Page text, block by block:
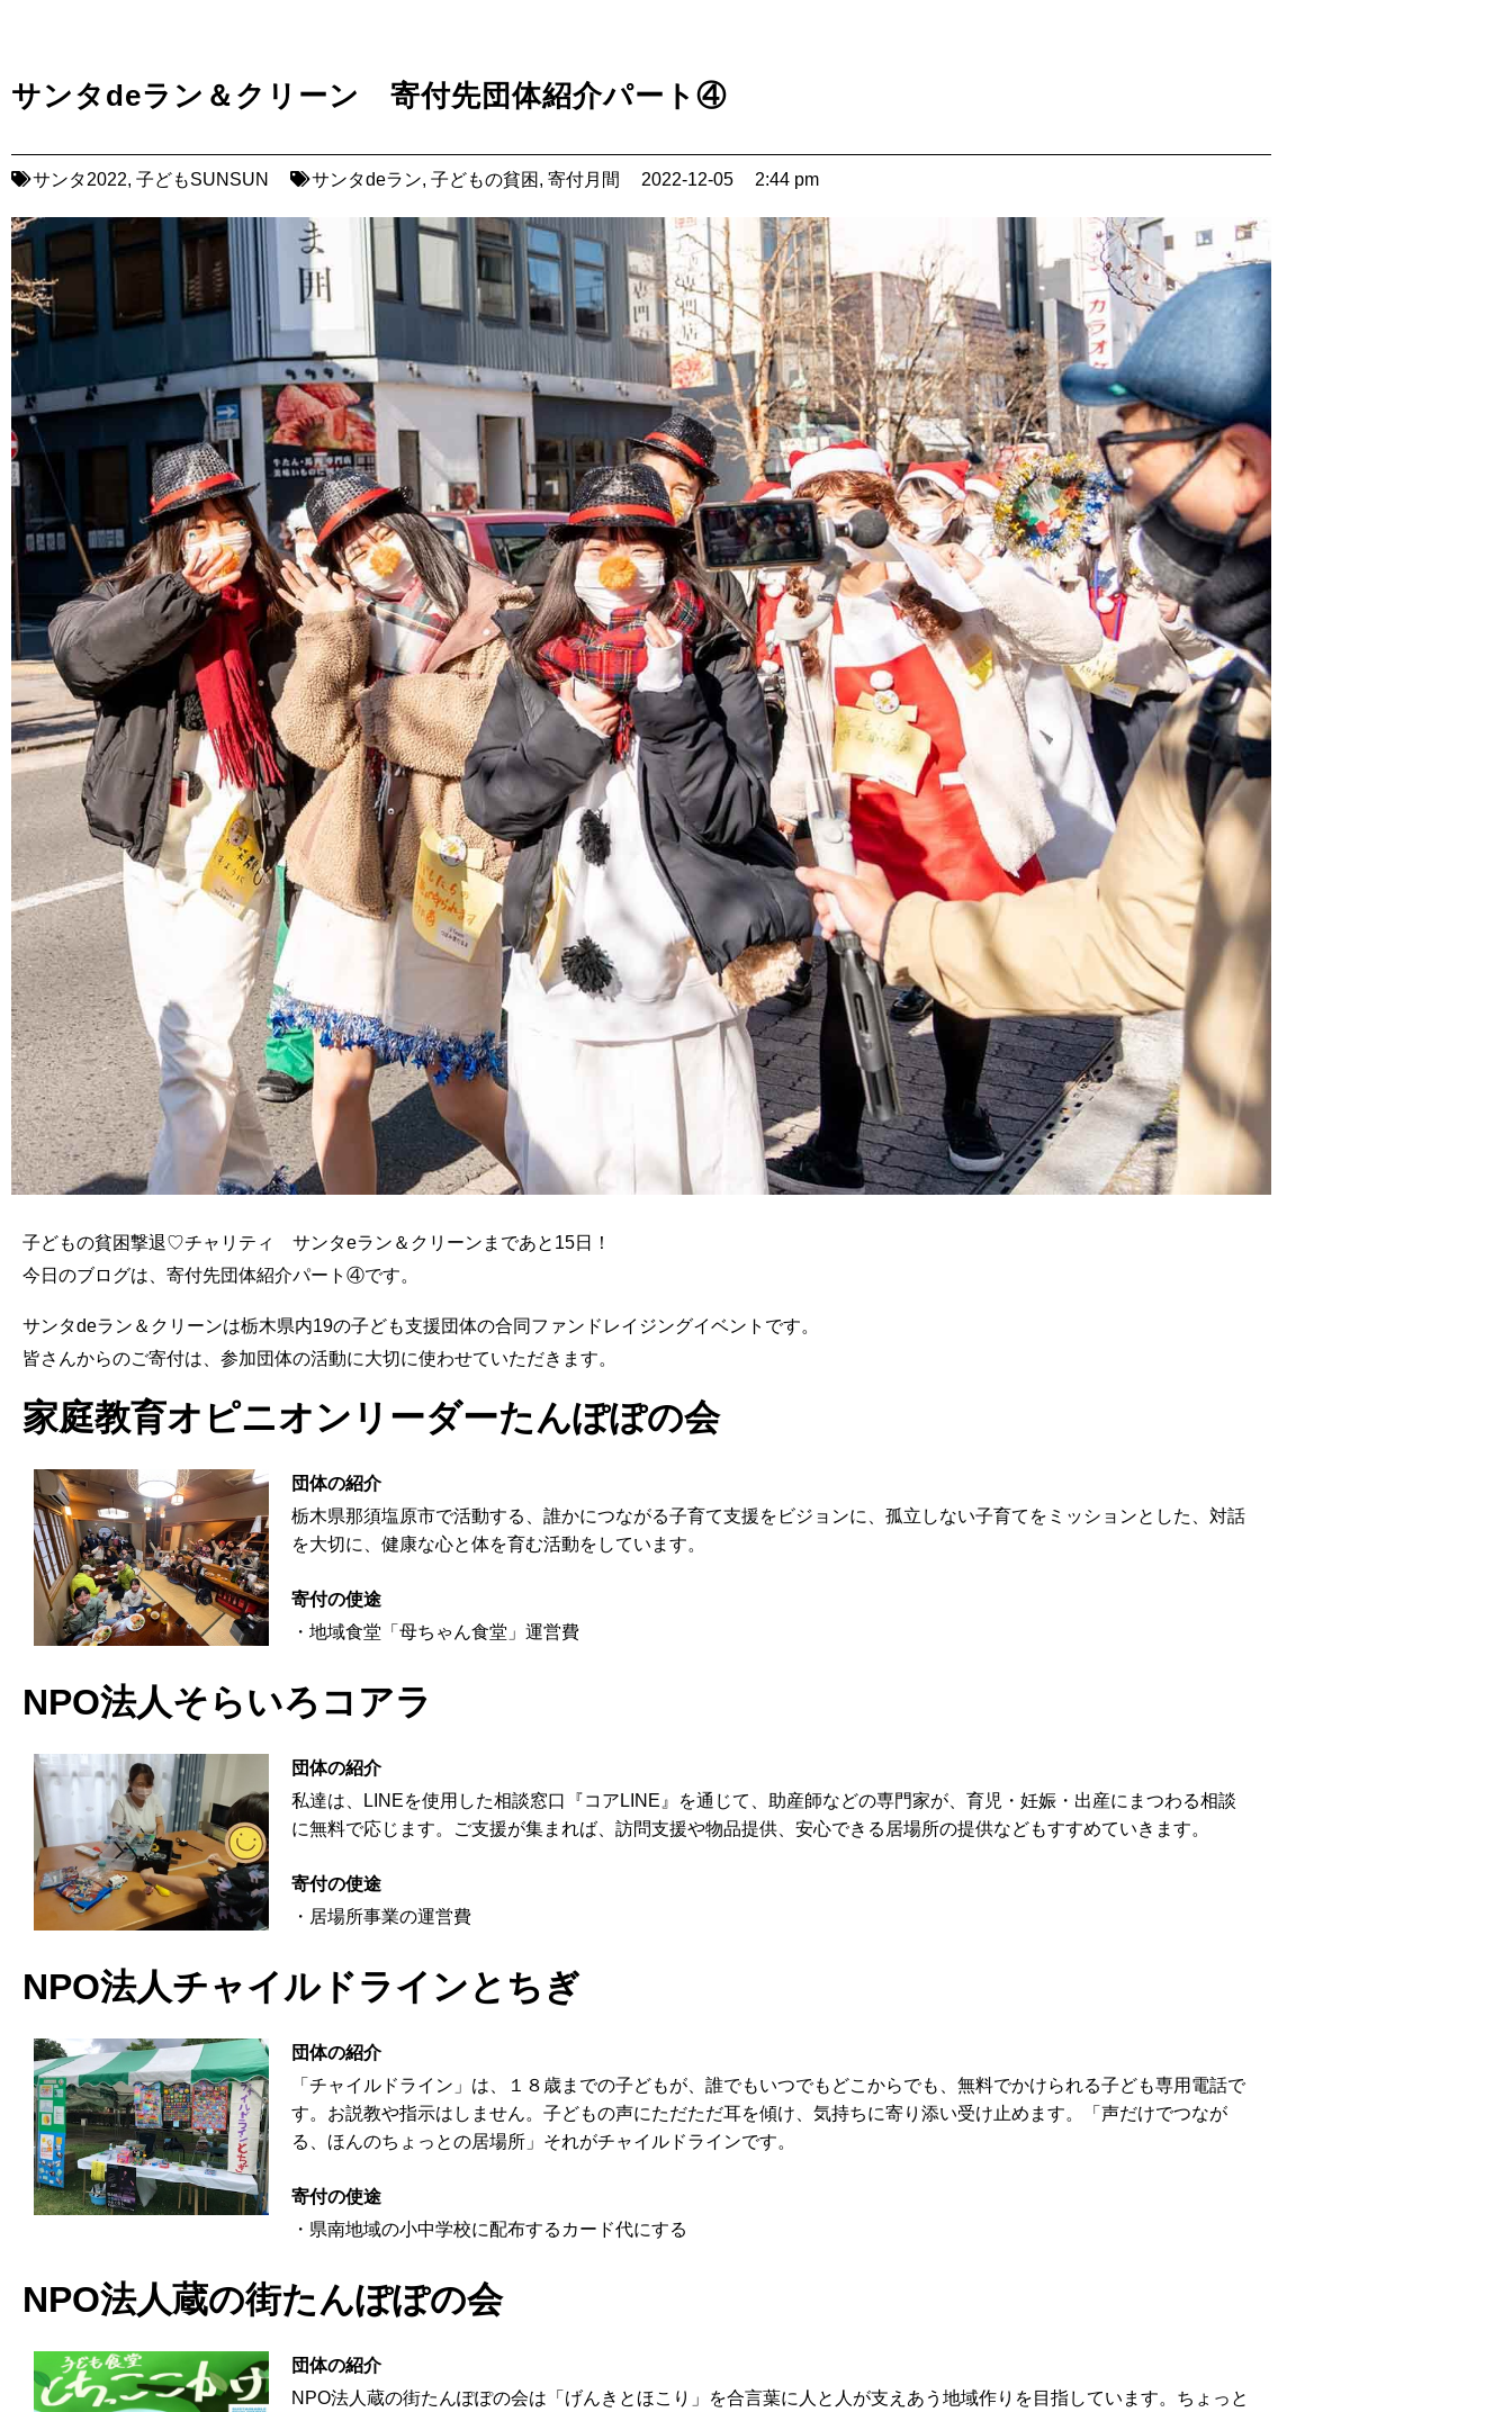
サンタdeラン＆クリーン 寄付先団体紹介パート④
サンタ2022, 子どもSUNSUN サンタdeラン, 子どもの貧困 , 寄付月間 2022-12-05 2:44 pm
子どもの貧困撃退♡チャリティ サンタeラン＆クリーンまであと15日！
今日のブログは、寄付先団体紹介パート④です。
サンタdeラン＆クリーンは栃木県内19の子ども支援団体の合同ファンドレイジングイベントです。
皆さんからのご寄付は、参加団体の活動に大切に使わせていただきます。
家庭教育オピニオンリーダーたんぽぽの会
団体の紹介
栃木県那須塩原市で活動する、誰かにつながる子育て支援をビジョンに、孤立しない子育てをミッションとした、対話
を大切に、健康な心と体を育む活動をしています。
寄付の使途
・地域食堂「母ちゃん食堂」運営費
NPO法人そらいろコアラ
団体の紹介
私達は、LINEを使用した相談窓口『コアLINE』を通じて、助産師などの専門家が、育児・妊娠・出産にまつわる相談
に無料で応じます。ご支援が集まれば、訪問支援や物品提供、安心できる居場所の提供などもすすめていきます。
寄付の使途
・居場所事業の運営費
NPO法人チャイルドラインとちぎ
団体の紹介
「チャイルドライン」は、１８歳までの子どもが、誰でもいつでもどこからでも、無料でかけられる子ども専用電話で
す。お説教や指示はしません。子どもの声にただただ耳を傾け、気持ちに寄り添い受け止めます。「声だけでつなが
る、ほんのちょっとの居場所」それがチャイルドラインです。
寄付の使途
・県南地域の小中学校に配布するカード代にする
NPO法人蔵の街たんぽぽの会
団体の紹介
NPO法人蔵の街たんぽぽの会は「げんきとほこり」を合言葉に人と人が支えあう地域作りを目指しています。ちょっと